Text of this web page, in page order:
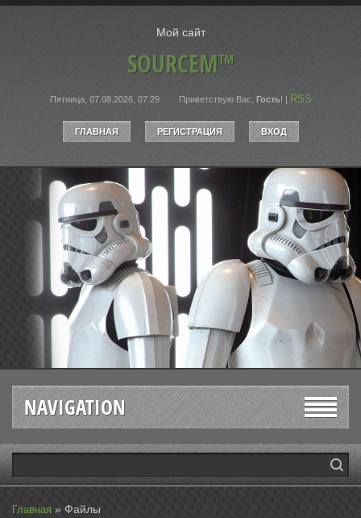
Мой сайт
SOURCEM™
Пятница, 07.08.2026, 07:29 Приветствую Вас Гость! | RSS
ГЛАВНАЯ РЕГИСТРАЦИЯ ВХОД
NAVIGATION
Главная » Файлы